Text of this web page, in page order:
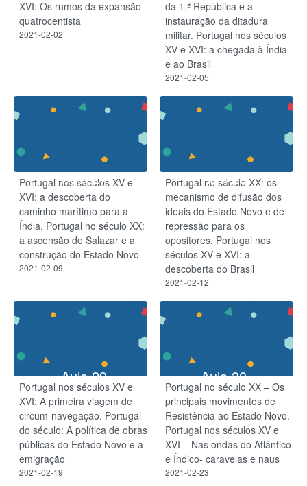
XVI: Os rumos da expansão
quatrocentista
2021-02-02
da 1.ª República e a
instauração da ditadura
militar.​ Portugal nos séculos
XV e XVI:​ a chegada à Índia
e ao Brasil
2021-02-05
Aula 27
Portugal nos séculos XV e
XVI: a descoberta do
caminho marítimo para a
Índia.​ Portugal no século XX:
a ascensão de Salazar e a
construção do Estado Novo
2021-02-09
Aula 28
Portugal no século XX: os
mecanismo de difusão dos
ideais do Estado Novo e de
repressão para os
opositores. Portugal nos
séculos XV e XVI: a
descoberta do Brasil
2021-02-12
Aula 29
Portugal nos séculos XV e
XVI: A primeira viagem de
circum-navegação. Portugal
do século: A política de obras
públicas do Estado Novo e a
emigração
2021-02-19
Aula 30
Portugal no século XX – Os
principais movimentos de
Resistência ao Estado Novo.
Portugal nos séculos XV e
XVI – Nas ondas do Atlântico
e Índico- caravelas e naus
2021-02-23